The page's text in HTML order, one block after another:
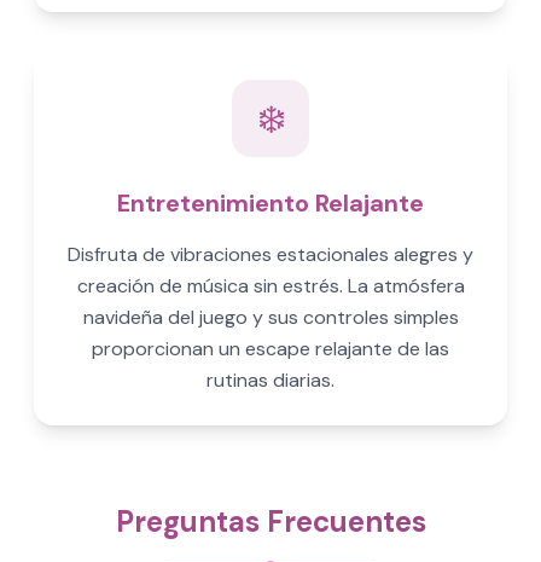
❄️
Entretenimiento Relajante
Disfruta de vibraciones estacionales alegres y
creación de música sin estrés. La atmósfera
navideña del juego y sus controles simples
proporcionan un escape relajante de las
rutinas diarias.
Preguntas Frecuentes